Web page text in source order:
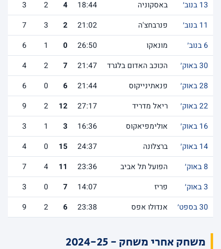
13 בנוב׳ באסקוניה 18:44
4
2
3
11 בנוב׳
פנרבחצ'ה 21:02
2
3
7
6 בנוב׳
מונאקו 26:50
0
1
6
30 באוק׳
הכוכב האדום בלגרד 21:47
7
2
4
28 באוק׳
פנאתינייקוס 21:44
6
0
6
22 באוק׳
ריאל מדריד 27:17
12
2
9
16 באוק׳
אולימפיאקוס 16:36
3
1
3
14 באוק׳
ברצלונה 24:37
15
0
4
8 באוק׳
הפועל תל אביב 23:36
11
4
7
3 באוק׳
פריז 14:07
7
0
3
30 בספט׳
אנדולו אפס 23:38
6
2
9
משחק אחרי משחק - 2024-25